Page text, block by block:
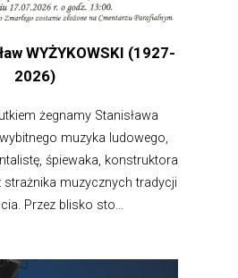
WYŻYKOWSKI (1927-
2026)
żegnamy Stanisława
muzyka ludowego,
śpiewaka, konstruktora
muzycznych tradycji
Przez blisko sto...